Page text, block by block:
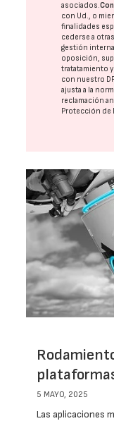
asociados.
con Ud., o
finalidades
cederse a otras
gestión
oposición,
tratatamiento
con nuestro
ajusta a la
reclamación
Protección de
5 MAYO, 2025
Las aplicaciones